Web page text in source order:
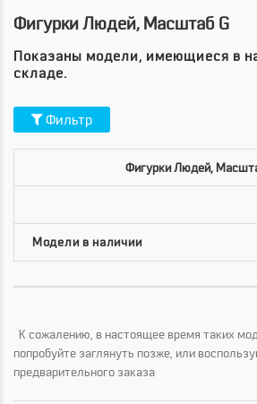
Фигурки Людей, Масштаб G
Показаны модели, имеющиеся в
складе.
Фильтр
Фигурки Людей,
К сожалению, в настоящее время таких
попробуйте заглянуть позже, или
предварительного заказа